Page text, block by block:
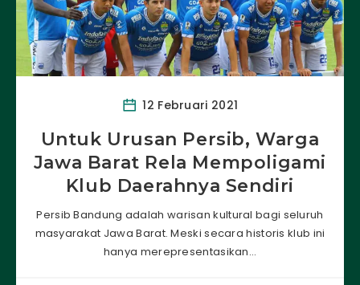
12 Februari 2021
Untuk Urusan Persib, Warga
Jawa Barat Rela Mempoligami
Klub Daerahnya Sendiri
Persib Bandung adalah warisan kultural bagi seluruh
masyarakat Jawa Barat. Meski secara historis klub ini
hanya merepresentasikan…